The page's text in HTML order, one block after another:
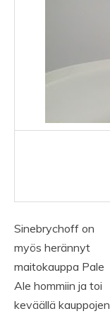
Sinebrychoff on
myös herännyt
maitokauppa Pale
Ale hommiin ja toi
keväällä kauppojen